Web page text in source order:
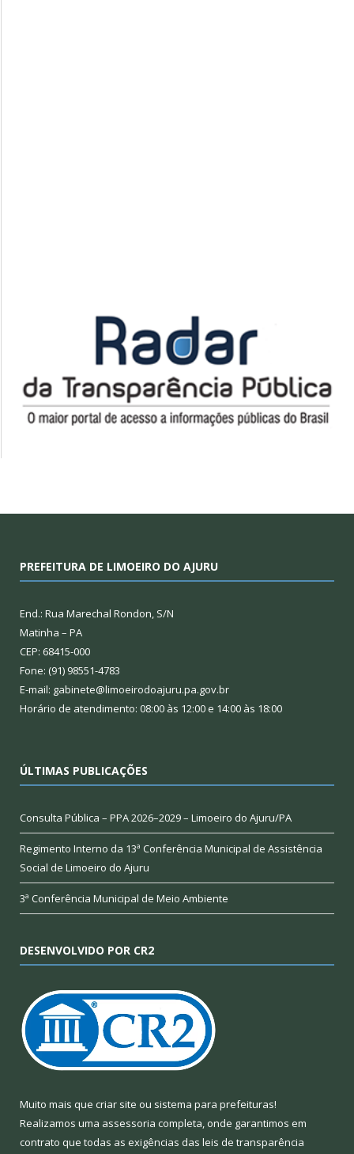
PREFEITURA DE LIMOEIRO DO AJURU
End.: Rua Marechal Rondon, S/N
Matinha – PA
CEP: 68415-000
Fone: (91) 98551-4783
E-mail: gabinete@limoeirodoajuru.pa.gov.br
Horário de atendimento: 08:00 às 12:00 e 14:00 às 18:00
ÚLTIMAS PUBLICAÇÕES
Consulta Pública – PPA 2026–2029 – Limoeiro do Ajuru/PA
Regimento Interno da 13ª Conferência Municipal de Assistência
Social de Limoeiro do Ajuru
3ª Conferência Municipal de Meio Ambiente
DESENVOLVIDO POR CR2
Muito mais que criar site ou sistema para prefeituras!
Realizamos uma assessoria completa, onde garantimos em
contrato que todas as exigências das leis de transparência